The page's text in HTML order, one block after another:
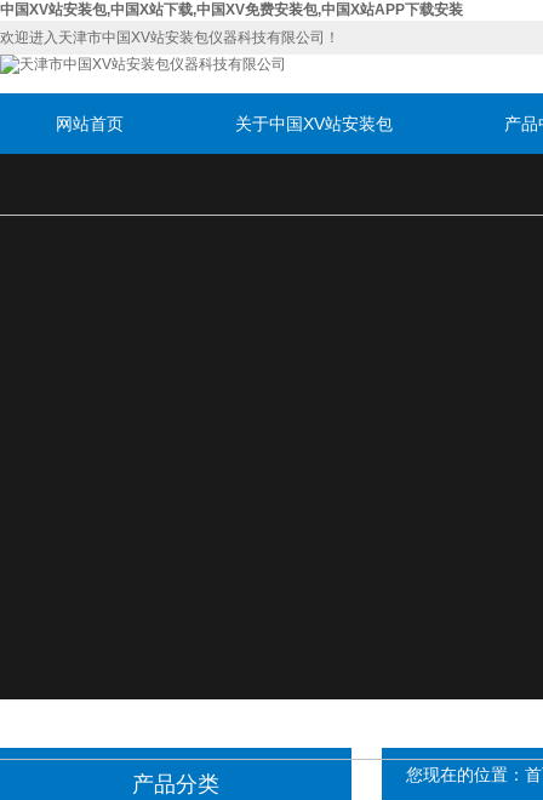
中国XV站安装包,中国X站下载,中国XV免费安装包,中国X站APP下载安装
欢迎进入天津市中国XV站安装包仪器科技有限公司！
网站首页 关于中国XV站安装包 产品
产品分类 您现在的位置：